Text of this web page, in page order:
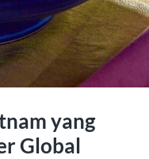
yang
Global